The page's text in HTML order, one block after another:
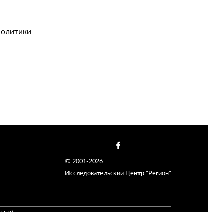
© 2001-2026
Исследовательский Центр "Регион"